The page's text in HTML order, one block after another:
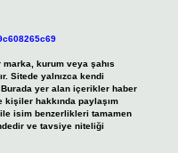
kurum veya şahıs
Sitede yalnızca kendi
Burada yer alan içerikler haber
hakkında paylaşım
isim benzerlikleri tamamen
ve tavsiye niteliği